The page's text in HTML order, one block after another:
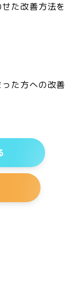
た改善方法を
た方への改善